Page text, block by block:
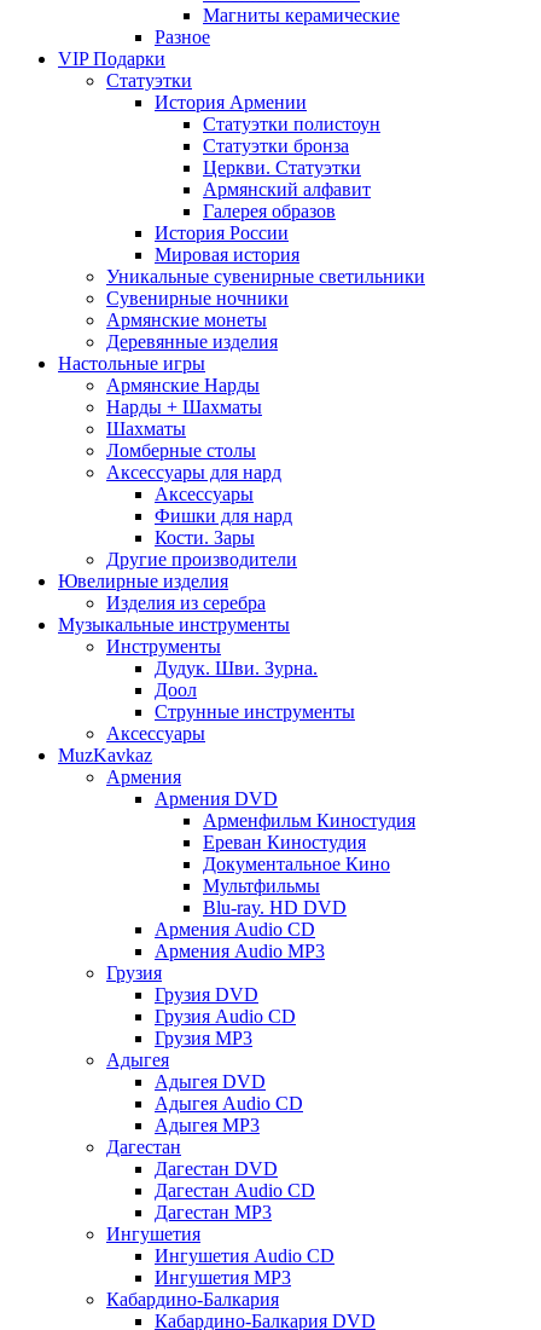
Магниты керамические
Разное
VIP Подарки
Статуэтки
История Армении
Статуэтки полистоун
Статуэтки бронза
Церкви. Статуэтки
Армянский алфавит
Галерея образов
История России
Мировая история
Уникальные сувенирные светильники
Сувенирные ночники
Армянские монеты
Деревянные изделия
Настольные игры
Армянские Нарды
Нарды + Шахматы
Шахматы
Ломберные столы
Аксессуары для нард
Аксессуары
Фишки для нард
Кости. Зары
Другие производители
Ювелирные изделия
Изделия из серебра
Музыкальные инструменты
Инструменты
Дудук. Шви. Зурна.
Доол
Струнные инструменты
Аксессуары
MuzKavkaz
Армения
Армения DVD
Арменфильм Киностудия
Ереван Киностудия
Документальное Кино
Мультфильмы
Blu-ray. HD DVD
Армения Audio CD
Армения Audio MP3
Грузия
Грузия DVD
Грузия Audio CD
Грузия MP3
Адыгея
Адыгея DVD
Адыгея Audio CD
Адыгея MP3
Дагестан
Дагестан DVD
Дагестан Audio CD
Дагестан MP3
Ингушетия
Ингушетия Audio CD
Ингушетия MP3
Кабардино-Балкария
Кабардино-Балкария DVD